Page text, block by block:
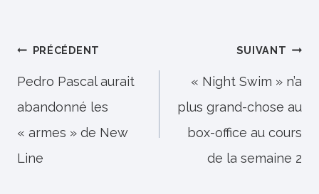
Navigation
de
l’article
PRÉCÉDENT
Pedro Pascal aurait
abandonné les
« armes » de New
Line
SUIVANT
« Night Swim » n’a
plus grand-chose au
box-office au cours
de la semaine 2